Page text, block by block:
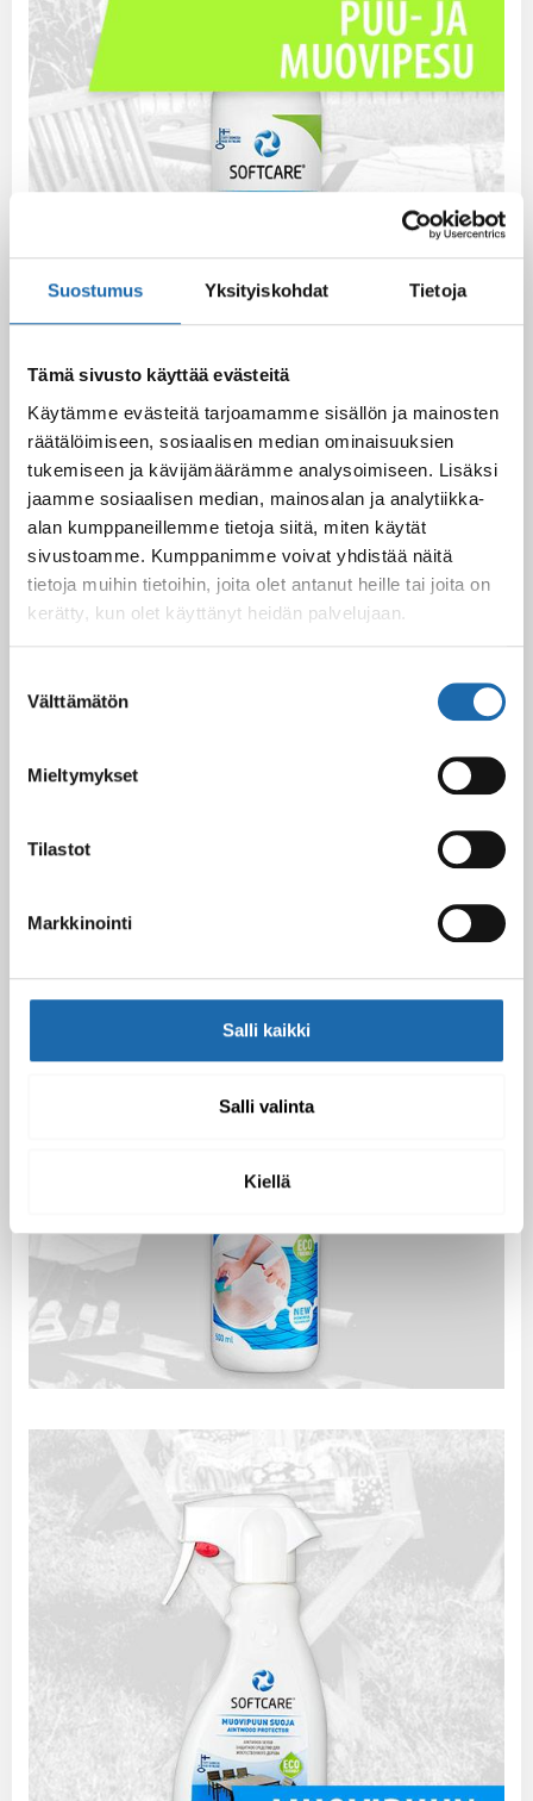
Suostumus Yksityiskohdat Tietoja
Tämä sivusto käyttää evästeitä
Käytämme evästeitä tarjoamamme sisällön ja mainosten
räätälöimiseen, sosiaalisen median ominaisuuksien
tukemiseen ja kävijämäärämme analysoimiseen. Lisäksi
jaamme sosiaalisen median, mainosalan ja analytiikka-
alan kumppaneillemme tietoja siitä, miten käytät
sivustoamme. Kumppanimme voivat yhdistää näitä
tietoja muihin tietoihin, joita olet antanut heille tai joita on
kerätty, kun olet käyttänyt heidän palvelujaan.
valinta
Välttämätön
Mieltymykset
Tilastot
Markkinointi
Salli kaikki
Salli valinta
Kiellä